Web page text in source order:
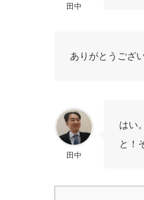
田中
ありがとうござ
田中
はい
と！